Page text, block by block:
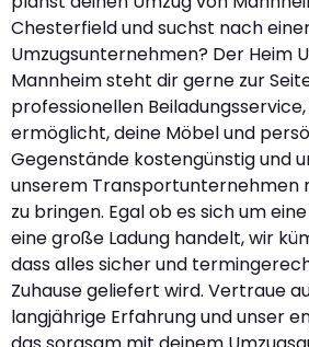
Chesterfield und suchst nach
Umzugsunternehmen? Der Heim
Mannheim steht dir gerne zur
professionellen
ermöglicht, deine Möbel und
Gegenstände kostengünstig und
unserem Transportunternehmen
zu bringen. Egal ob es sich um
eine große Ladung handelt, wir
dass alles sicher und
Zuhause geliefert wird. Vertraue
langjährige Erfahrung und unser